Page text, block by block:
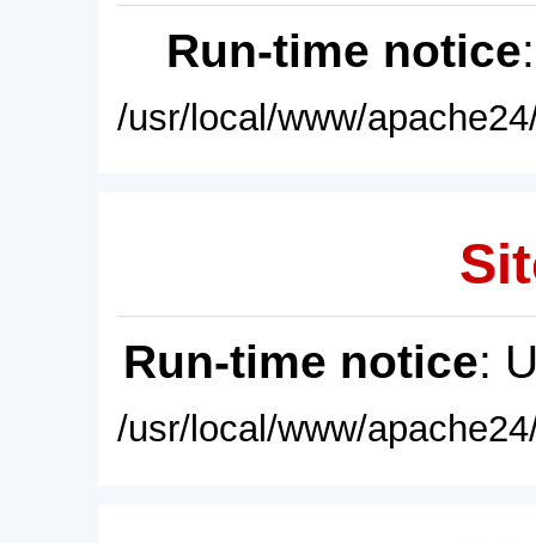
Run-time notice
/usr/local/www/
Run-time notice:
/usr/local/www/